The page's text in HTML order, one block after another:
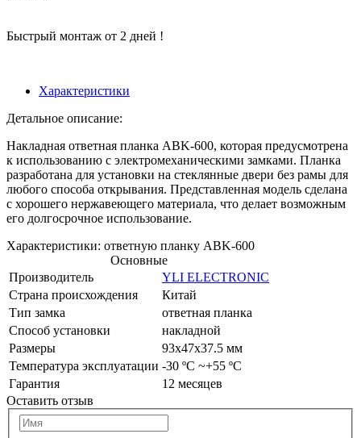
Быстрый монтаж от 2 дней !
Характеристики
Детальное описание:
Накладная ответная планка ABK-600, которая предусмотрена
к использованию с электромеханическими замками. Планка
разработана для установки на стеклянные двери без рамы для
любого способа открывания. Представленная модель сделана
с хорошего нержавеющего материала, что делает возможным
его долгосрочное использование.
Характеристики: ответную планку ABK-600
Основные
Производитель
YLI ELECTRONIC
Страна происхождения
Китай
Тип замка
ответная планка
Способ установки
накладной
Размеры
93x47x37.5 мм
Температура эксплуатации -30 ºC ~+55 ºC
Гарантия
12 месяцев
Оставить отзыв